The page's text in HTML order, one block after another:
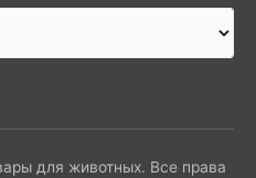
для животных. Все права